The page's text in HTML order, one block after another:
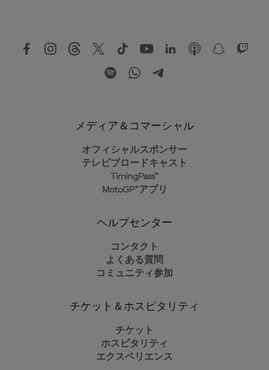
メディア＆コマーシャル
オフィシャルスポンサー
テレビブロードキャスト
TimingPass™
MotoGP™アプリ
ヘルプセンター
コンタクト
よくある質問
コミュニティ参加
チケット＆ホスピタリティ
チケット
ホスピタリティ
エクスペリエンス